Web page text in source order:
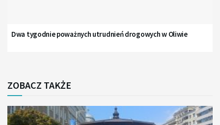
Dwa tygodnie poważnych utrudnień drogowych w Oliwie
ZOBACZ TAKŻE